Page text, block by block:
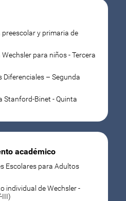
preescolar y primaria de
para niños - Tercera
Diferenciales – Segunda
Stanford-Binet - Quinta
académico
Escolares para Adultos
individual de Wechsler -
III)